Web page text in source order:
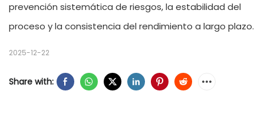
prevención sistemática de riesgos, la estabilidad del
proceso y la consistencia del rendimiento a largo plazo.
2025-12-22
Share with: